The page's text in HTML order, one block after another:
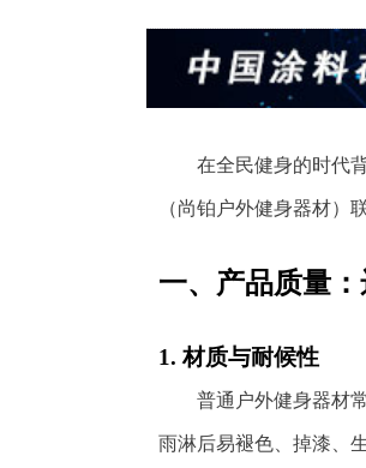
在全民健身的时代
（尚铂户外健身器材）
一、产品质量
1. 材质与耐候性
普通户外健身器材
雨淋后易褪色、掉漆、